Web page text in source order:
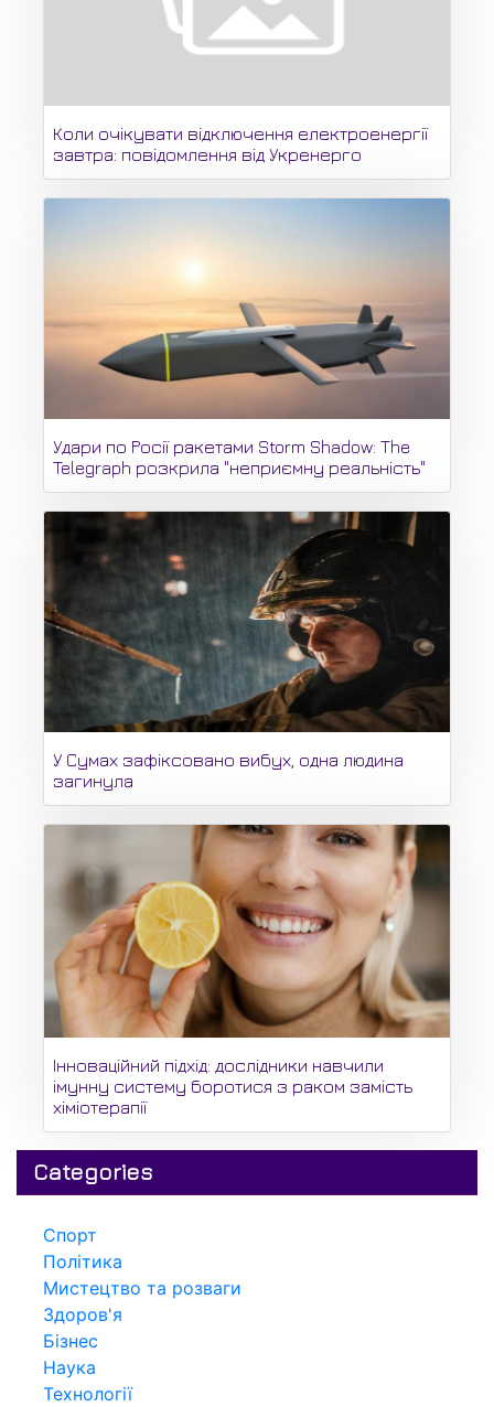
Коли очікувати відключення електроенергії
завтра: повідомлення від Укренерго
Удари по Росії ракетами Storm Shadow: The
Telegraph розкрила "неприємну реальність"
У Сумах зафіксовано вибух, одна людина
загинула
Інноваційний підхід: дослідники навчили
імунну систему боротися з раком замість
хіміотерапії
Categories
Спорт
Політика
Мистецтво та розваги
Здоров'я
Бізнес
Наука
Технології